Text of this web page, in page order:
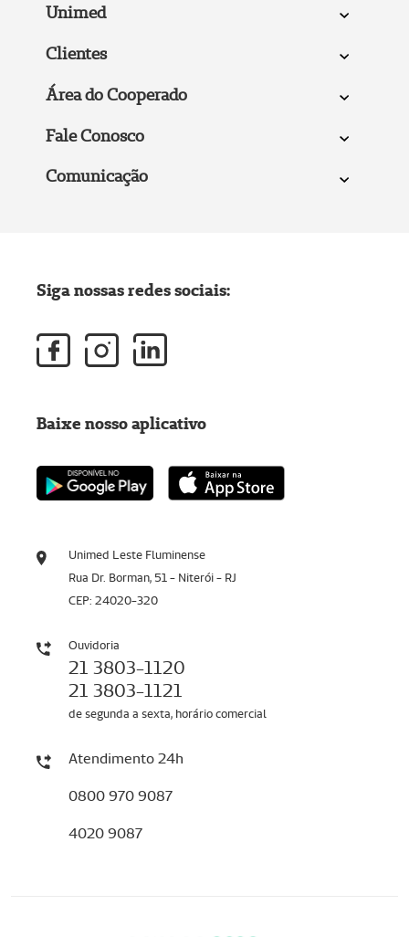
Unimed
Clientes
Área do Cooperado
Fale Conosco
Comunicação
Unimed Leste Fluminense
Rua Dr. Borman, 51 - Niterói - RJ
CEP: 24020-320
Ouvidoria
21 3803-1120
21 3803-1121
de segunda a sexta, horário comercial
Atendimento 24h
0800 970 9087
4020 9087
Siga nossas redes sociais:
Baixe nosso aplicativo